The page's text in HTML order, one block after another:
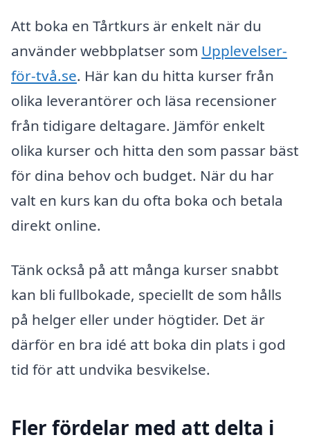
Att boka en Tårtkurs är enkelt när du
använder webbplatser som Upplevelser-
för-två.se. Här kan du hitta kurser från
olika leverantörer och läsa recensioner
från tidigare deltagare. Jämför enkelt
olika kurser och hitta den som passar bäst
för dina behov och budget. När du har
valt en kurs kan du ofta boka och betala
direkt online.
Tänk också på att många kurser snabbt
kan bli fullbokade, speciellt de som hålls
på helger eller under högtider. Det är
därför en bra idé att boka din plats i god
tid för att undvika besvikelse.
Fler fördelar med att delta i